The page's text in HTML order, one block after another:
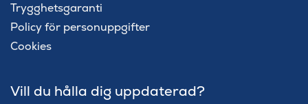
Trygghetsgaranti
Policy för personuppgifter
Cookies
Vill du hålla dig uppdaterad?